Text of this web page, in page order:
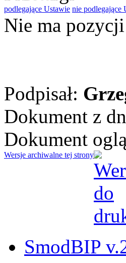
podlegające Ustawie nie podlegające
Nie ma
Podpisał:
Dokument z
Dokument
Wersje archiwalne tej strony
SmodBIP